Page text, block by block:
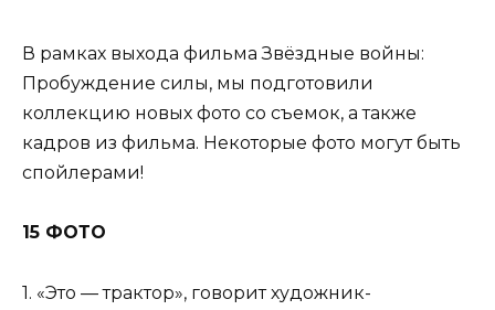
В рамках выхода фильма Звёздные войны:
Пробуждение силы, мы подготовили
коллекцию новых фото со съемок, а также
кадров из фильма. Некоторые фото могут быть
спойлерами!
15 ФОТО
1. «Это — трактор», говорит художник-